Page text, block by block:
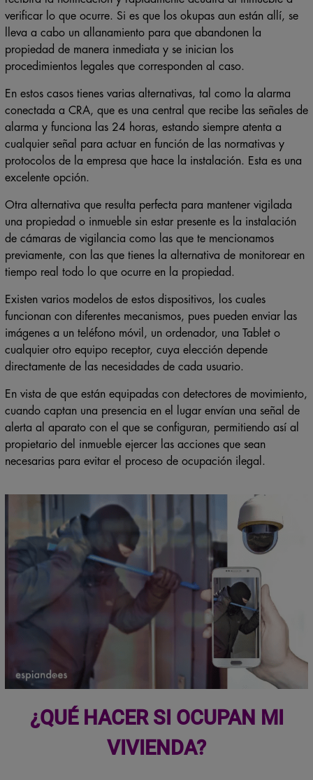
verificar lo que ocurre. Si es que los okupas aun están allí, se
lleva a cabo un allanamiento para que abandonen la
propiedad de manera inmediata y se inician los
procedimientos legales que corresponden al caso.
En estos casos tienes varias alternativas, tal como la alarma
conectada a CRA, que es una central que recibe las señales de
alarma y funciona las 24 horas, estando siempre atenta a
cualquier señal para actuar en función de las normativas y
protocolos de la empresa que hace la instalación. Esta es una
excelente opción.
Otra alternativa que resulta perfecta para mantener vigilada
una propiedad o inmueble sin estar presente es la instalación
de cámaras de vigilancia como las que te mencionamos
previamente, con las que tienes la alternativa de monitorear en
tiempo real todo lo que ocurre en la propiedad.
Existen varios modelos de estos dispositivos, los cuales
funcionan con diferentes mecanismos, pues pueden enviar las
imágenes a un teléfono móvil, un ordenador, una Tablet o
cualquier otro equipo receptor, cuya elección depende
directamente de las necesidades de cada usuario.
En vista de que están equipadas con detectores de movimiento,
cuando captan una presencia en el lugar envían una señal de
alerta al aparato con el que se configuran, permitiendo así al
propietario del inmueble ejercer las acciones que sean
necesarias para evitar el proceso de ocupación ilegal.
¿QUÉ HACER SI OCUPAN MI
VIVIENDA?